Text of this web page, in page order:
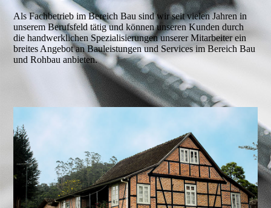
Als Fachbetrieb im Bereich Bau sind wir seit vielen Jahren in
unserem Berufsfeld tätig und können unseren Kunden durch
die handwerklichen Spezialisierungen unserer Mitarbeiter ein
breites Angebot an Bauleistungen und Services im Bereich Bau
und Rohbau anbieten.